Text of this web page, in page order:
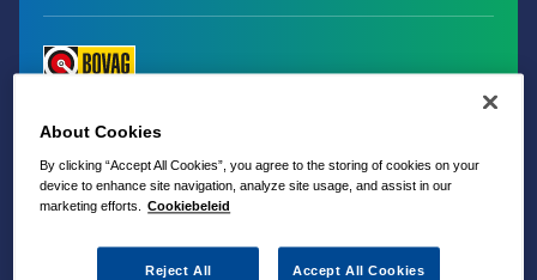
About Cookies
By clicking “Accept All Cookies”, you agree to the storing of cookies on your
device to enhance site navigation, analyze site usage, and assist in our
marketing efforts. Cookiebeleid
Reject All Accept All Cookies